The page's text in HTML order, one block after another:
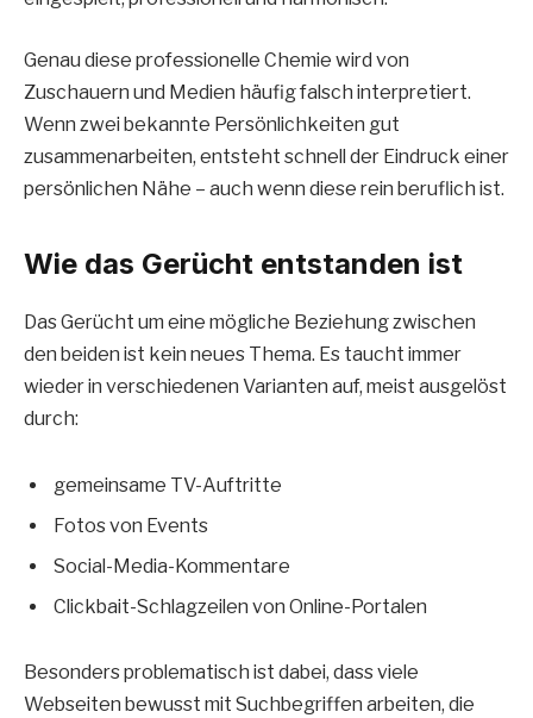
Genau diese professionelle Chemie wird von
Zuschauern und Medien häufig falsch interpretiert.
Wenn zwei bekannte Persönlichkeiten gut
zusammenarbeiten, entsteht schnell der Eindruck einer
persönlichen Nähe – auch wenn diese rein beruflich ist.
Wie das Gerücht entstanden ist
Das Gerücht um eine mögliche Beziehung zwischen
den beiden ist kein neues Thema. Es taucht immer
wieder in verschiedenen Varianten auf, meist ausgelöst
durch:
gemeinsame TV-Auftritte
Fotos von Events
Social-Media-Kommentare
Clickbait-Schlagzeilen von Online-Portalen
Besonders problematisch ist dabei, dass viele
Webseiten bewusst mit Suchbegriffen arbeiten, die